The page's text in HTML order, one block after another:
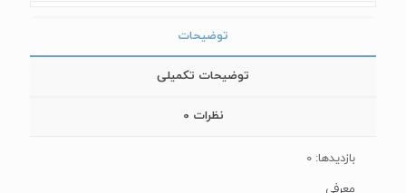
توضیحات
توضیحات تکمیلی
نظرات 0
بازدیدها: 0
معرفی